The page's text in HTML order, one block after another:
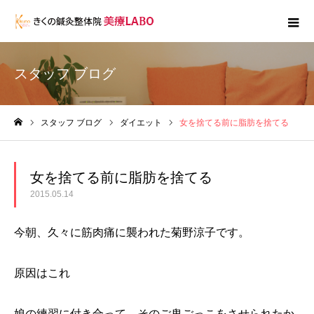
スタッフ ブログ
スタッフ ブログ ダイエット 女を捨てる前に脂肪を捨てる
女を捨てる前に脂肪を捨てる
2015.05.14
今朝、久々に筋肉痛に襲われた菊野涼子です。
原因はこれ